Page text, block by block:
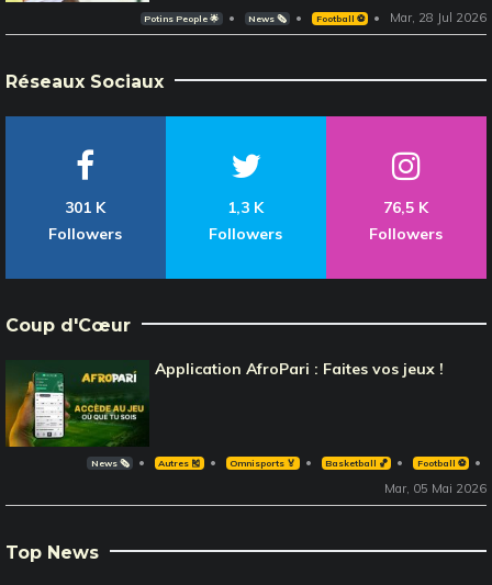
Potins People 🌟 News 🗞️ Football ⚽️ Mar, 28 Jul 2026
Réseaux Sociaux
301 K
Followers
1,3 K
Followers
76,5 K
Followers
Coup d'Cœur
Application AfroPari : Faites vos jeux !
News 🗞️ Autres 🎽 Omnisports 🏅 Basketball 🏀 Football ⚽️
Mar, 05 Mai 2026
Top News